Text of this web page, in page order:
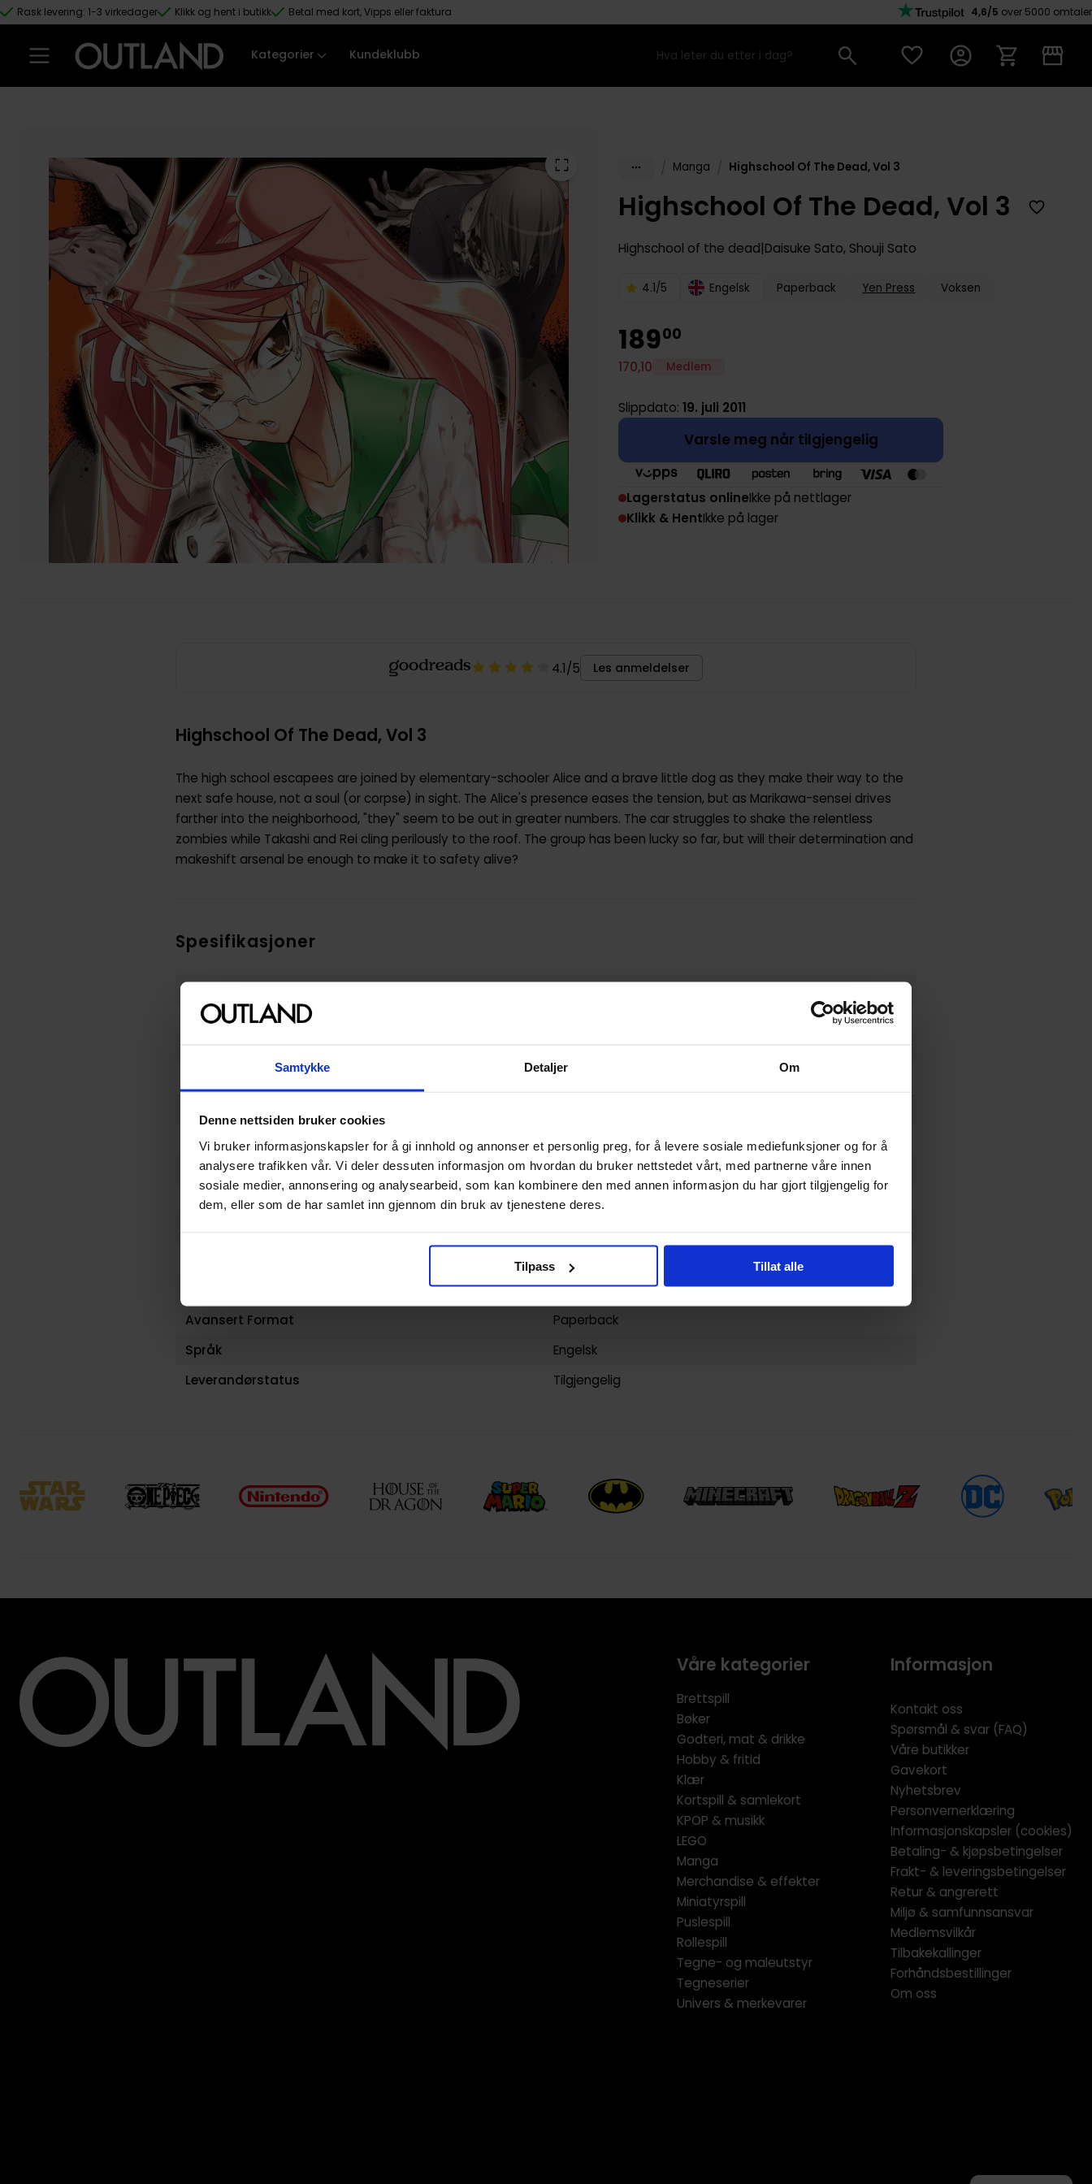
Samtykke Detaljer Om
Denne nettsiden bruker cookies
Vi bruker informasjonskapsler for å gi innhold og annonser et personlig preg, for å levere sosiale mediefunksjoner og for å
analysere trafikken vår. Vi deler dessuten informasjon om hvordan du bruker nettstedet vårt, med partnerne våre innen
sosiale medier, annonsering og analysearbeid, som kan kombinere den med annen informasjon du har gjort tilgjengelig for
dem, eller som de har samlet inn gjennom din bruk av tjenestene deres.
Tilpass Tillat alle
Hopp til hovedinnhold
Rask levering: 1-3 virkedager Klikk og hent i butikk Betal med kort, Vipps eller faktura 4,6/5 over 5000 omtaler
Kategorier Kundeklubb
Manga Highschool Of The Dead, Vol 3
Highschool Of The Dead, Vol 3
Highschool of the dead Daisuke Sato, Shouji Sato
4.1/5 Engelsk Paperback Yen Press Voksen
18900
170,10 Medlem
Slippdato:19. juli 2011
Varsle meg når tilgjengelig
Lagerstatus onlineIkke på nettlager
Klikk & HentIkke på lager
4.1/5 Les anmeldelser
Highschool Of The Dead, Vol 3
The high school escapees are joined by elementary-schooler Alice and a brave little dog as they make their way to the
next safe house, not a soul (or corpse) in sight. The Alice's presence eases the tension, but as Marikawa-sensei drives
farther into the neighborhood, "they" seem to be out in greater numbers. The car struggles to shake the relentless
zombies while Takashi and Rei cling perilously to the roof. The group has been lucky so far, but will their determination and
makeshift arsenal be enough to make it to safety alive?
Spesifikasjoner
Weight
Paperback
Forfattere
Daisuke Sato og Shouji Sato
Antall Sider
192
Utgiver
Yen Press
Voksen
Avansert Format
Paperback
Språk
Engelsk
Leverandørstatus
Tilgjengelig
Våre kategorier
Brettspill
Bøker
Godteri, mat & drikke
Hobby & fritid
Klær
Kortspill & samlekort
KPOP & musikk
LEGO
Manga
Merchandise & effekter
Miniatyrspill
Puslespill
Rollespill
Tegne- og maleutstyr
Tegneserier
Univers & merkevarer
Informasjon
Kontakt oss
Spørsmål & svar (FAQ)
Våre butikker
Gavekort
Nyhetsbrev
Personvernerklæring
Informasjonskapsler (cookies)
Betaling- & kjøpsbetingelser
Frakt- & leveringsbetingelser
Retur & angrerett
Miljø & samfunnsansvar
Medlemsvilkår
Tilbakekallinger
Forhåndsbestillinger
Om oss